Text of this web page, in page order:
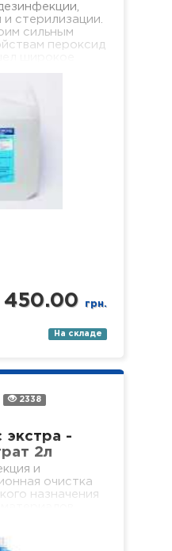
стерилизации.
сильным
пероксид
используется,
в…
450.00 грн.
На складе
2338
экстра -
2л
и
очистка
назначения
(в т.ч.